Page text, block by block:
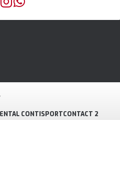
CONTISPORTCONTACT 2